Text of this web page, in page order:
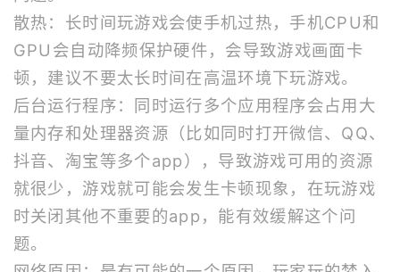
散热：长时间玩游戏会使手机过热，手机CPU和
GPU会自动降频保护硬件，会导致游戏画面卡
顿，建议不要太长时间在高温环境下玩游戏。
后台运行程序：同时运行多个应用程序会占用大
量内存和处理器资源（比如同时打开微信、QQ、
抖音、淘宝等多个app），导致游戏可用的资源
就很少，游戏就可能会发生卡顿现象，在玩游戏
时关闭其他不重要的app，能有效缓解这个问
题。